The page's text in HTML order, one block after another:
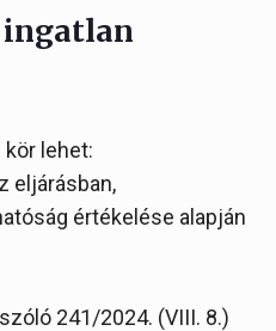
ingatlan
lehet:
eljárásban,
értékelése alapján
241/2024. (VIII. 8.)